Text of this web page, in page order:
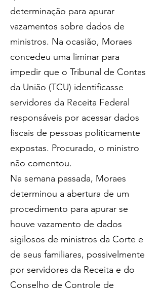
determinação para apurar
vazamentos sobre dados de
ministros. Na ocasião, Moraes
concedeu uma liminar para
impedir que o Tribunal de Contas
da União (TCU) identificasse
servidores da Receita Federal
responsáveis por acessar dados
fiscais de pessoas politicamente
expostas. Procurado, o ministro
não comentou.
Na semana passada, Moraes
determinou a abertura de um
procedimento para apurar se
houve vazamento de dados
sigilosos de ministros da Corte e
de seus familiares, possivelmente
por servidores da Receita e do
Conselho de Controle de